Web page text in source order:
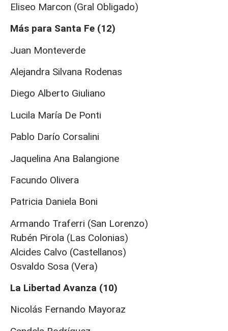
Eliseo Marcon (Gral Obligado)
Más para Santa Fe (12)
Juan Monteverde
Alejandra Silvana Rodenas
Diego Alberto Giuliano
Lucila María De Ponti
Pablo Darío Corsalini
Jaquelina Ana Balangione
Facundo Olivera
Patricia Daniela Boni
Armando Traferri (San Lorenzo)
Rubén Pirola (Las Colonias)
Alcides Calvo (Castellanos)
Osvaldo Sosa (Vera)
La Libertad Avanza (10)
Nicolás Fernando Mayoraz